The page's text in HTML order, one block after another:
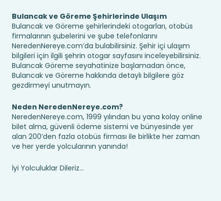
Bulancak ve Göreme Şehirlerinde Ulaşım
Bulancak ve Göreme şehirlerindeki otogarları, otobüs
firmalarının şubelerini ve şube telefonlarını
NeredenNereye.com’da bulabilirsiniz. Şehir içi ulaşım
bilgileri için ilgili şehrin otogar sayfasını inceleyebilirsiniz.
Bulancak Göreme seyahatinize başlamadan önce,
Bulancak ve Göreme hakkında detaylı bilgilere göz
gezdirmeyi unutmayın.
Neden NeredenNereye.com?
NeredenNereye.com, 1999 yılından bu yana kolay online
bilet alma, güvenli ödeme sistemi ve bünyesinde yer
alan 200’den fazla otobüs firması ile birlikte her zaman
ve her yerde yolcularının yanında!
İyi Yolculuklar Dileriz...